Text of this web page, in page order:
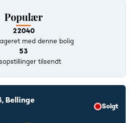
Populær
22040
med denne bolig
53
tilsendt
Bellinge
Solgt